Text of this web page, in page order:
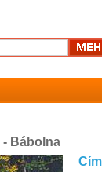
- Bábolna